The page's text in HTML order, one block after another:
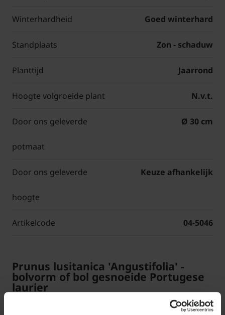
Winterhardheid Goed winterhard
Standplaats Zon - schaduw
Planttijd Jaarrond
Hoogte volgroeide plant N.v.t.
Door ons geleverde
potmaat
Ø 30 cm
Door ons geleverde
hoogte
Keuze afhankelijk
Artikelcode 04-5046
Prunus lusitanica 'Angustifolia' -
bolvorm of bol gesnoeide Portugese
laurier